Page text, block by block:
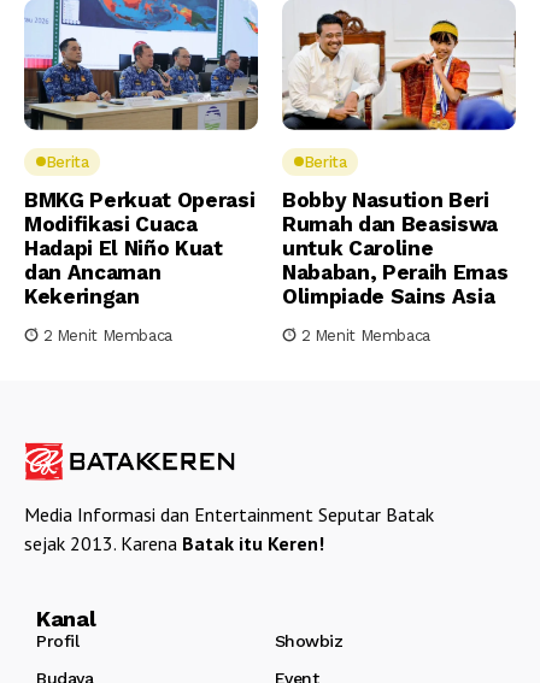
Berita
BMKG Perkuat Operasi
Modifikasi Cuaca
Hadapi El Niño Kuat
dan Ancaman
Kekeringan
2 Menit Membaca
Berita
Bobby Nasution Beri
Rumah dan Beasiswa
untuk Caroline
Nababan, Peraih Emas
Olimpiade Sains Asia
2 Menit Membaca
Media Informasi dan Entertainment Seputar Batak
sejak 2013. Karena Batak itu Keren!
Kanal
Profil
Showbiz
Budaya
Event